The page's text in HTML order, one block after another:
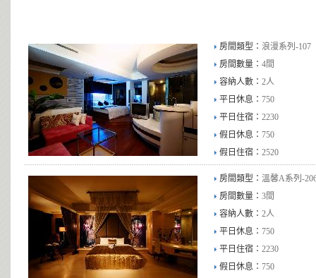
房間類型： 浪漫系列-107
房間數量： 4間
容納人數： 2人
平日休息： 750
平日住宿： 2230
假日休息： 750
假日住宿： 2520
房間類型： 溫馨A系列-
房間數量： 3間
容納人數： 2人
平日休息： 750
平日住宿： 2230
假日休息： 750